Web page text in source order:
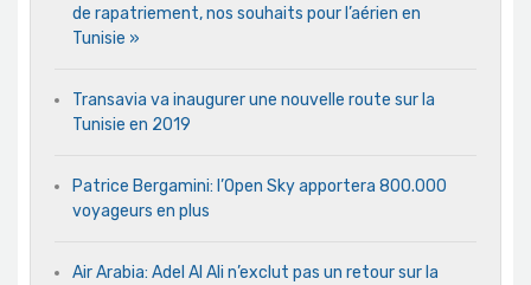
de rapatriement, nos souhaits pour l’aérien en
Tunisie »
Transavia va inaugurer une nouvelle route sur la
Tunisie en 2019
Patrice Bergamini: l’Open Sky apportera 800.000
voyageurs en plus
Air Arabia: Adel Al Ali n’exclut pas un retour sur la